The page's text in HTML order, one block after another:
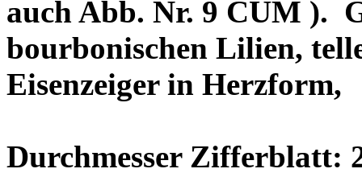
auch Abb. Nr. 9 CUM ).
bourbonischen Lilien,
Eisenzeiger in Herzform,
Durchmesser Zifferblatt: